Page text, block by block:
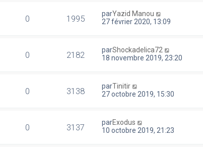
0 1995 parYazid Manou
27 février 2020, 13:09
0 2182 parShockadelica72
18 novembre 2019, 23:20
0 3138 parTinitir
27 octobre 2019, 15:30
0 3137 parExodus
10 octobre 2019, 21:23